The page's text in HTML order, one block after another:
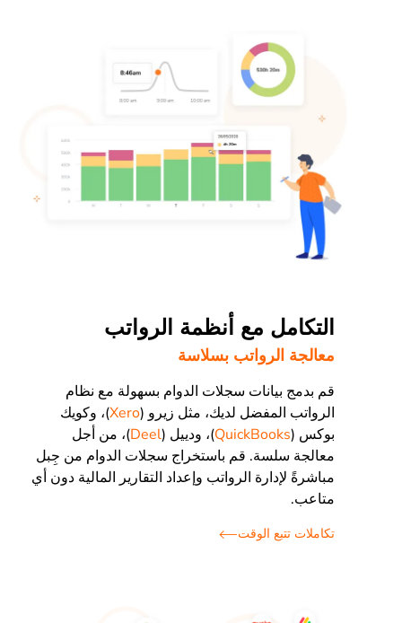
التكامل مع أنظمة الرواتب
معالجة الرواتب بسلاسة
قم بدمج بيانات سجلات الدوام بسهولة مع نظام
الرواتب المفضل لديك، مثل زيرو (Xero)، وكويك
بوكس (QuickBooks)، ودييل (Deel)، من أجل
معالجة سلسة. قم باستخراج سجلات الدوام من جِبل
مباشرةً لإدارة الرواتب وإعداد التقارير المالية دون أي
متاعب.
تكاملات تتبع الوقت